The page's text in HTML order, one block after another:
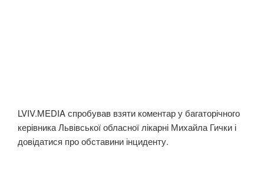
LVIV.MEDIA спробував взяти коментар у багаторічного
керівника Львівської обласної лікарні Михайла Гички і
довідатися про обставини інциденту.